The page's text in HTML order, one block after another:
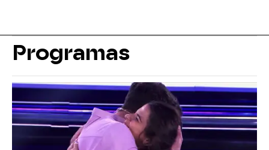
Programas